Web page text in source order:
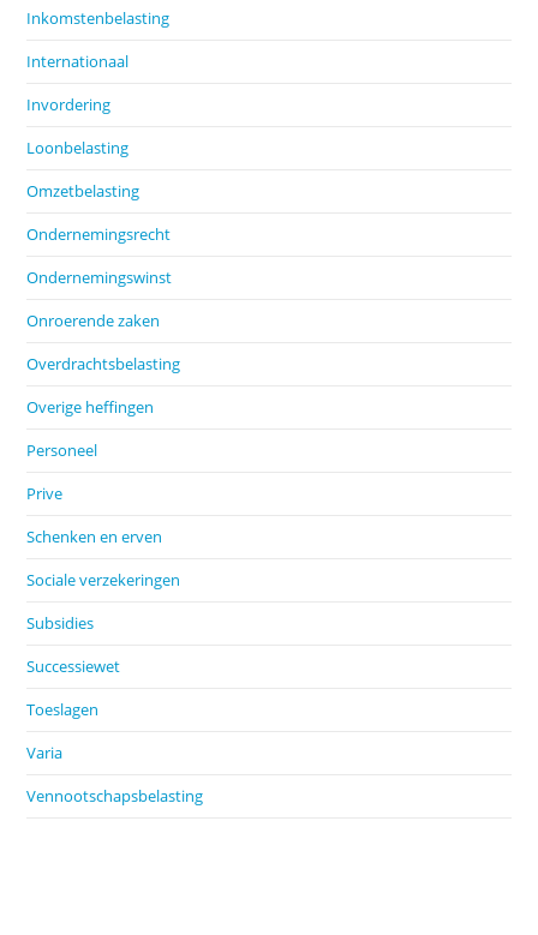
Inkomstenbelasting
Internationaal
Invordering
Loonbelasting
Omzetbelasting
Ondernemingsrecht
Ondernemingswinst
Onroerende zaken
Overdrachtsbelasting
Overige heffingen
Personeel
Prive
Schenken en erven
Sociale verzekeringen
Subsidies
Successiewet
Toeslagen
Varia
Vennootschapsbelasting